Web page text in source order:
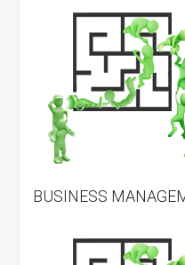
BUSINESS